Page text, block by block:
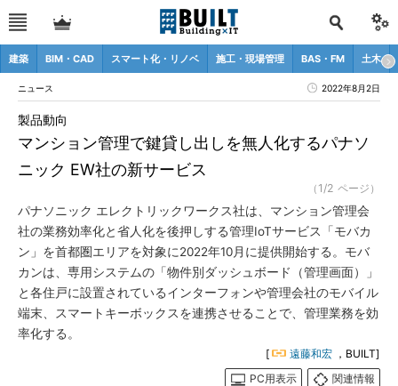
建築 BIM・CAD スマート化・リノベ 施工・現場管理 BAS・FM 土木
ニュース 2022年8月2日
マンション管理で鍵貸し出しを無人化するパナソ
ニック EW社の新サービス
製品動向
（1/2 ページ）
パナソニック エレクトリックワークス社は、マンション管理会
社の業務効率化と省人化を後押しする管理IoTサービス「モバカ
ン」を首都圏エリアを対象に2022年10月に提供開始する。モバ
カンは、専用システムの「物件別ダッシュボード（管理画面）」
と各住戸に設置されているインターフォンや管理会社のモバイル
端末、スマートキーボックスを連携させることで、管理業務を効
率化する。
[ 遠藤和宏 ，BUILT]
PC用表示
関連情報